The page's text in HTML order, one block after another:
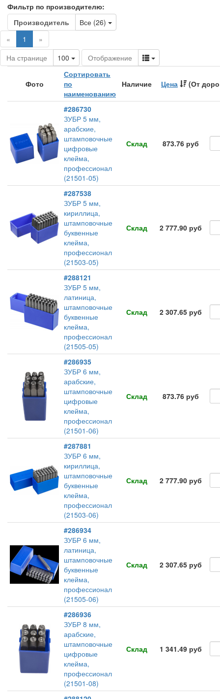
Фильтр по производителю:
Производитель
Все (26) Toggle Dropdown
«
1 (current)
»
На странице
100 Toggle Dropdown
Отображение Toggle Dropdown
Фото
Сортировать
по
наименованию
Наличие Цена (От
#286730
ЗУБР 5 мм,
арабские,
штамповочные
цифровые
клейма,
профессионал
(21501-05)
Склад 873.76 руб
#287538
ЗУБР 5 мм,
кириллица,
штамповочные
буквенные
клейма,
профессионал
(21503-05)
Склад 2 777.90 руб
#288121
ЗУБР 5 мм,
латиница,
штамповочные
буквенные
клейма,
профессионал
(21505-05)
Склад 2 307.65 руб
#286935
ЗУБР 6 мм,
арабские,
штамповочные
цифровые
клейма,
профессионал
(21501-06)
Склад 873.76 руб
#287881
ЗУБР 6 мм,
кириллица,
штамповочные
буквенные
клейма,
профессионал
(21503-06)
Склад 2 777.90 руб
#286934
ЗУБР 6 мм,
латиница,
штамповочные
буквенные
клейма,
профессионал
(21505-06)
Склад 2 307.65 руб
#286936
ЗУБР 8 мм,
арабские,
штамповочные
цифровые
клейма,
профессионал
(21501-08)
Склад 1 341.49 руб